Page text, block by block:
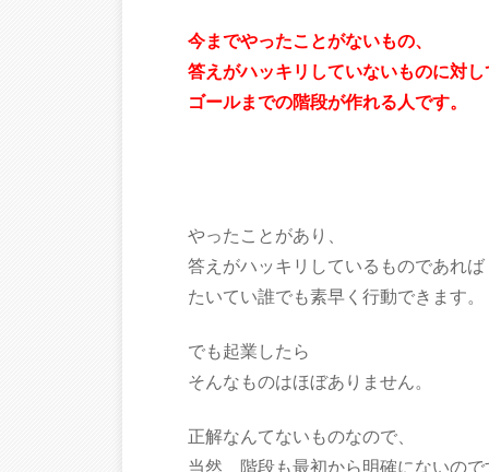
今までやったことがないもの、
答えがハッキリしていないものに対し
ゴールまでの階段が作れる人です。
やったことがあり、
答えがハッキリしているものであれば
たいてい誰でも素早く行動できます。
でも起業したら
そんなものはほぼありません。
正解なんてないものなので、
当然 階段も最初から明確にないので